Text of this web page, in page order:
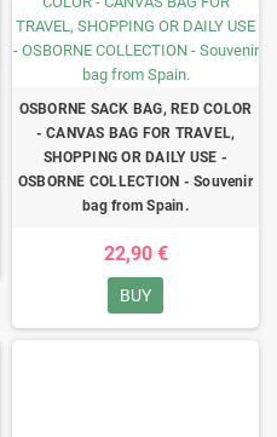
OSBORNE SACK BAG, RED COLOR
- CANVAS BAG FOR TRAVEL,
SHOPPING OR DAILY USE -
OSBORNE COLLECTION - Souvenir
bag from Spain.
22,90 €
BUY